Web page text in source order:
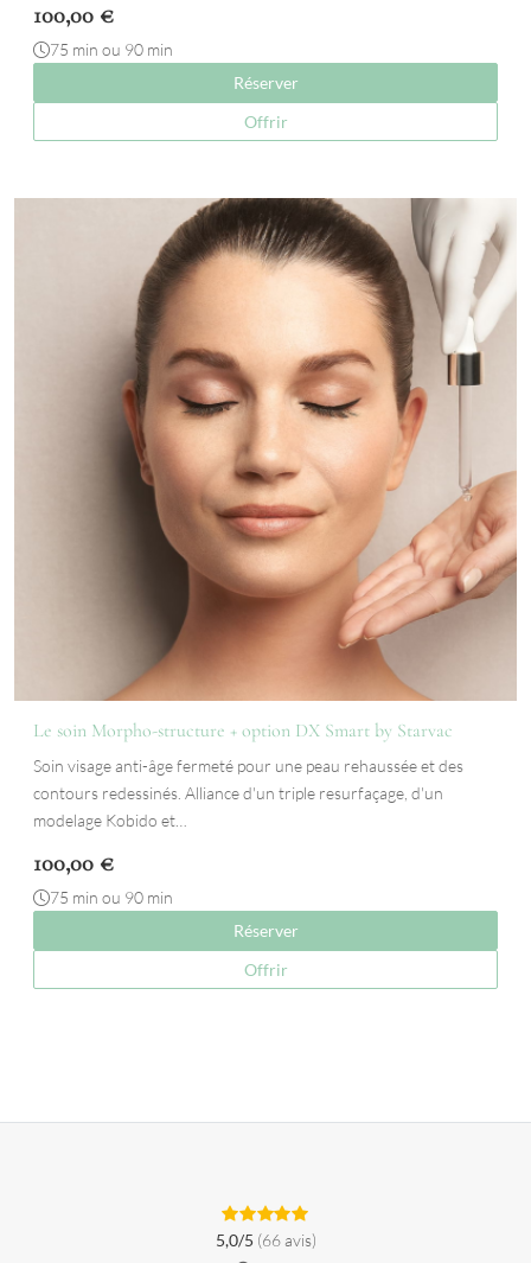
100,00 €
75 min ou 90 min
Réserver
Offrir
Le soin Morpho-structure + option DX Smart by Starvac
Soin visage anti-âge fermeté pour une peau rehaussée et des
contours redessinés. Alliance d'un triple resurfaçage, d'un
modelage Kobido et…
100,00 €
75 min ou 90 min
Réserver
Offrir
5,0/5 (66 avis)